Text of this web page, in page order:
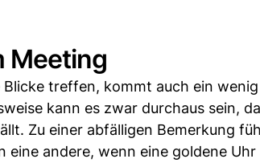
Meeting
treffen, kommt auch ein
kann es zwar durchaus sein,
Zu einer abfälligen Bemerkung
eine andere, wenn eine goldene